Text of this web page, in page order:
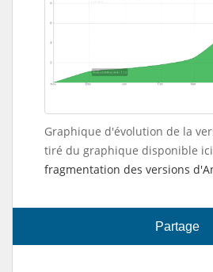
Graphique d'évolution de la
tiré du graphique disponible
fragmentation des versions
Partage